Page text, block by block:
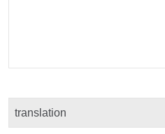
translation